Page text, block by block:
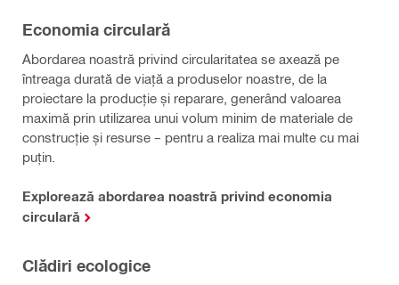
Economia circulară
Abordarea noastră privind circularitatea se axează pe
întreaga durată de viață a produselor noastre, de la
proiectare la producție și reparare, generând valoarea
maximă prin utilizarea unui volum minim de materiale de
construcție și resurse – pentru a realiza mai multe cu mai
puțin.
Explorează abordarea noastră privind economia
circulară
Clădiri ecologice